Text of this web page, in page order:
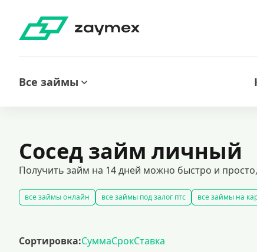
Все займы
Сосед займ личный
Получить займ на 14 дней можно быстро и
все займы онлайн все займы под залог птс все займы на
рефинансирование займов
калькулятор займов
Сортировка:СуммаСрокСтавка